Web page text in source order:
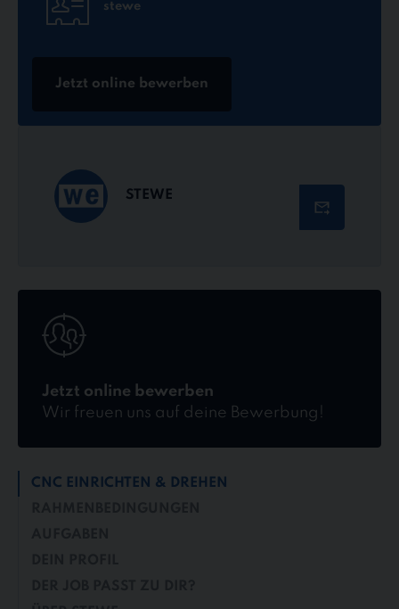
stewe
Jetzt online bewerben
STEWE
Jetzt online bewerben
Wir freuen uns auf deine Bewerbung!
online
bewerben
CNC EINRICHTEN & DREHEN